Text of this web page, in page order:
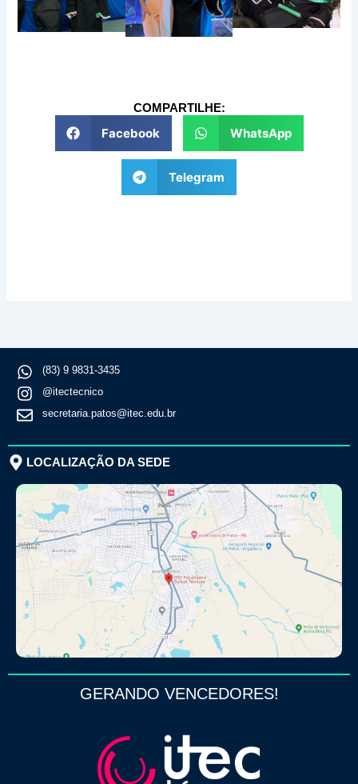
COMPARTILHE:
Facebook WhatsApp
Telegram
(83) 9 9831-3435
@itectecnico
secretaria.patos@itec.edu.br
LOCALIZAÇÃO DA SEDE
GERANDO VENCEDORES!